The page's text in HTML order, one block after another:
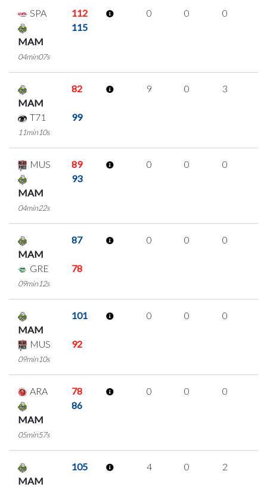
SPA 112
MAM
115
04min07s
0 0 0
MAM
82
T71 99
11min10s
9 0 3
MUS 89
MAM
93
04min22s
0 0 0
MAM
87
GRE 78
09min12s
0 0 0
MAM
101
MUS 92
09min10s
0 0 0
ARA 78
MAM
86
05min57s
0 0 0
MAM
105 4 0 2